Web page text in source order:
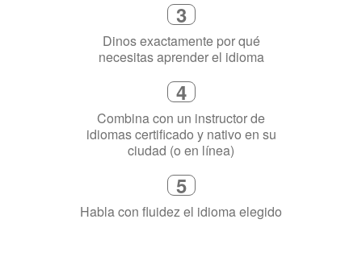
2
Selecciona una duración de curso
flexible que se ajuste a tu agenda
3
Dinos exactamente por qué
necesitas aprender el idioma
4
Combina con un instructor de
idiomas certificado y nativo en su